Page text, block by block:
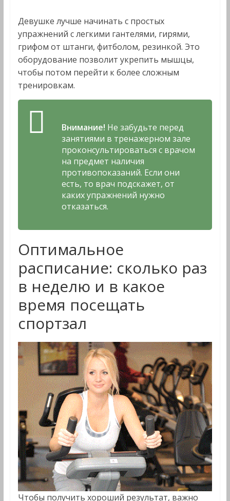
Девушке лучше начинать с простых
упражнений с легкими гантелями, гирями,
грифом от штанги, фитболом, резинкой. Это
оборудование позволит укрепить мышцы,
чтобы потом перейти к более сложным
тренировкам.
Внимание! Не забудьте перед
занятиями в тренажерном зале
проконсультироваться с врачом
на предмет наличия
противопоказаний. Если они
есть, то врач подскажет, от
каких упражнений нужно
отказаться.
Оптимальное
расписание: сколько раз
в неделю и в какое
время посещать
спортзал
Чтобы получить хороший результат, важно